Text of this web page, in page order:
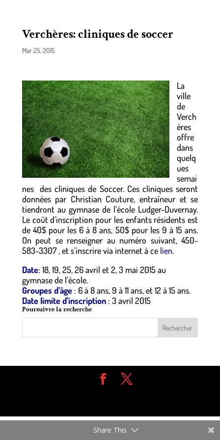
Verchères: cliniques de soccer
Mar 25, 2015
La
ville
de
Verch
ères
offre
dans
quelq
ues
semai
nes des cliniques de Soccer. Ces cliniques seront
données par Christian Couture, entraîneur et se
tiendront au gymnase de l’école Ludger-Duvernay.
Le coût d’inscription pour les enfants résidents est
de 40$ pour les 6 à 8 ans, 50$ pour les 9 à 15 ans.
On peut se renseigner au numéro suivant, 450-
583-3307 , et s’inscrire via internet à celien.
Date: 18, 19, 25, 26 avril et 2, 3 mai 2015 au
gymnase de l’école.
Groupes d’âge: 6 à 8 ans, 9 à 11 ans, et 12 à 15 ans.
Date limite d’inscription: 3 avril 2015
Poursuivre la recherche
Share This